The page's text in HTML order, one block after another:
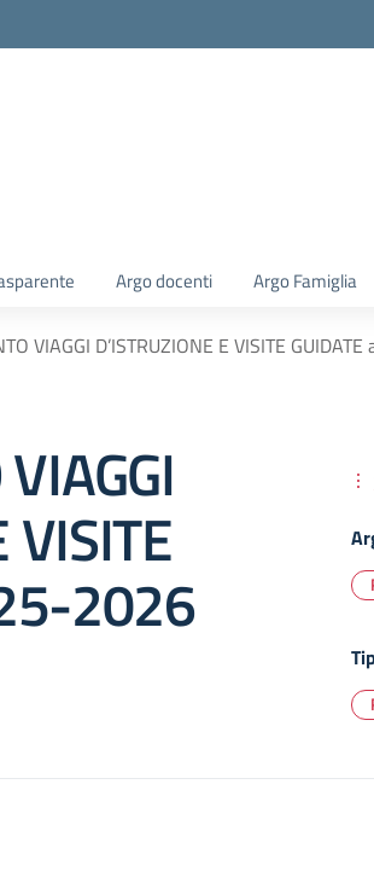
Argo docenti Argo Famiglia
VIAGGI D’ISTRUZIONE E VISITE
VISITE
2026